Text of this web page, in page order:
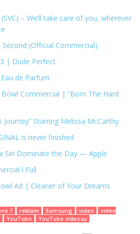
– We’ll take care of you, wherever
Second (Official Commercial)
| Dude Perfect
de Parfum
Commercial | “Born The Hard
Journey” Starring Melissa McCarthy
is never finished
Siri Dominate the Day — Apple
l Full
Ad | Cleaner of Your Dreams
7 reklam Samsung video
video
YouTube YouTube videosu